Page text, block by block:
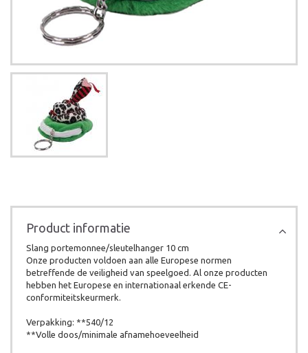
Product informatie
Slang portemonnee/sleutelhanger 10 cm
Onze producten voldoen aan alle Europese normen
betreffende de veiligheid van speelgoed. Al onze producten
hebben het Europese en internationaal erkende CE-
conformiteitskeurmerk.
Verpakking: **540/12
**Volle doos/minimale afnamehoeveelheid